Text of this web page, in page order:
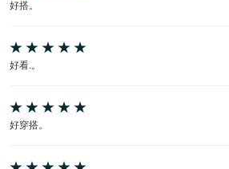
好搭。
好看.。
好穿搭。